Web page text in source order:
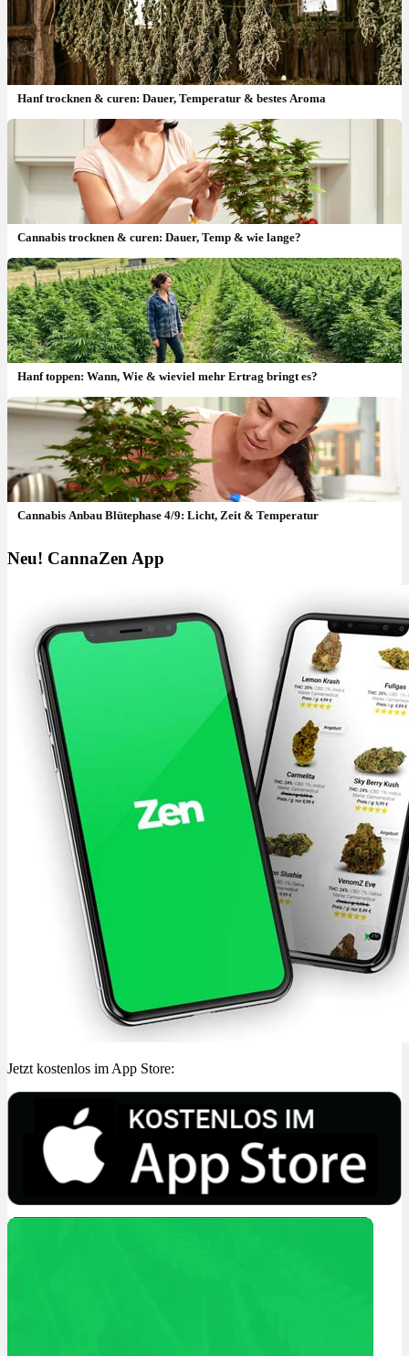
Hanf trocknen & curen: Dauer, Temperatur & bestes Aroma
Cannabis trocknen & curen: Dauer, Temp & wie lange?
Hanf toppen: Wann, Wie & wieviel mehr Ertrag bringt es?
Cannabis Anbau Blütephase 4/9: Licht, Zeit & Temperatur
Neu! CannaZen App
Jetzt kostenlos im App Store: